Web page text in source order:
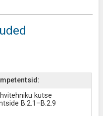
kutse
B.2.1–B.2.9